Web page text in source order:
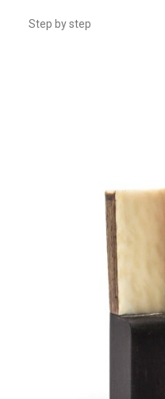
Step by step